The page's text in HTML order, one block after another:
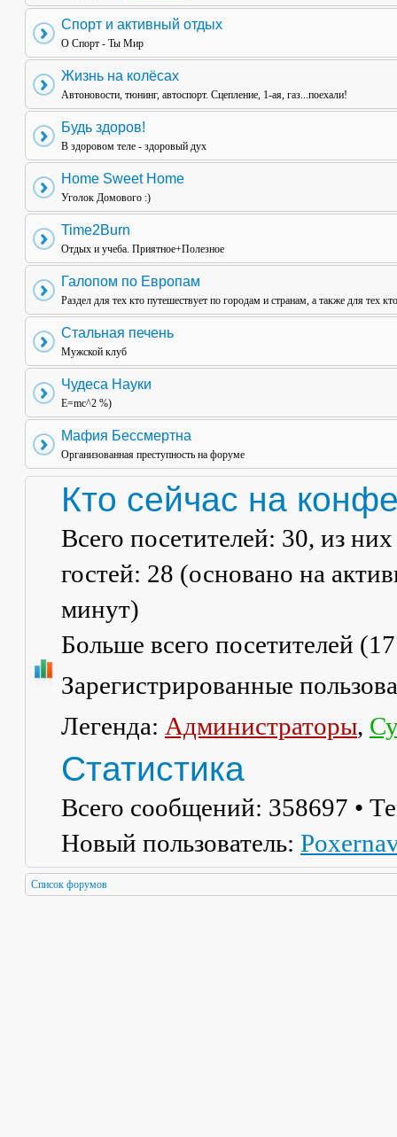
Спорт и активный отдых
О Спорт - Ты Мир
Жизнь на колёсах
Автоновости, тюнинг, автоспорт. Сцепление, 1-ая, газ...поехали!
Будь здоров!
В здоровом теле - здоровый дух
Home Sweet Home
Уголок Домового :)
Time2Burn
Отдых и учеба. Приятное+Полезное
Галопом по Европам
Раздел для тех кто путешествует по городам и странам, а также для тех
Стальная печень
Мужской клуб
Чудеса Науки
E=mc^2 %)
Мафия Бессмертна
Организованная преступность на форуме
Кто сейчас на
Всего посетителей: 30, из
гостей: 28 (основано на
минут)
Больше всего посетителей (
Зарегистрированные
Легенда: Администраторы,
Статистика
Всего сообщений: 358697 •
Новый пользователь:
Список форумов